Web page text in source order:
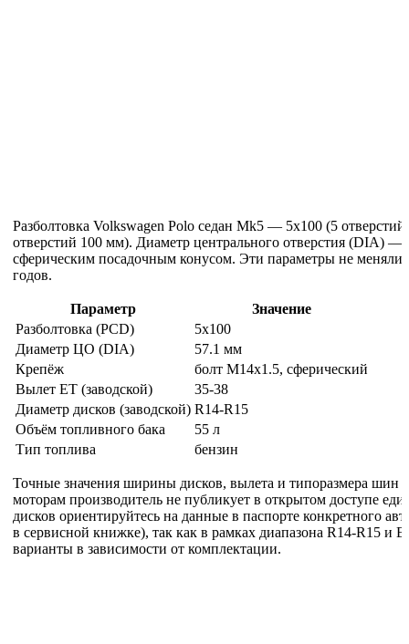
Разболтовка Volkswagen Polo седан Mk5 — 5x100 (5
отверстий 100 мм). Диаметр центрального отверстия (DIA)
сферическим посадочным конусом. Эти параметры не
годов.
Параметр
Значение
Разболтовка (PCD)
5x100
Диаметр ЦО (DIA)
57.1 мм
Крепёж
болт M14x1.5, сферический
Вылет ET (заводской)
35-38
Диаметр дисков (заводской) R14-R15
Объём топливного бака
55 л
Тип топлива
бензин
Точные значения ширины дисков, вылета и типоразмера шин
моторам производитель не публикует в открытом доступе
дисков ориентируйтесь на данные в паспорте конкретного
в сервисной книжке), так как в рамках диапазона R14-R15 и
варианты в зависимости от комплектации.